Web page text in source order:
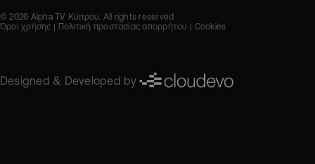
© 2026 Alpha TV Κύπρου. All rights reserved
Όροι χρήσης
Πολιτική προστασίας απορρήτου Cookies
Designed & Developed by